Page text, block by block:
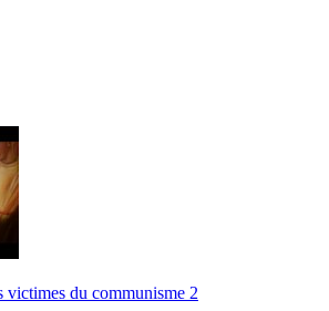
victimes du communisme 2